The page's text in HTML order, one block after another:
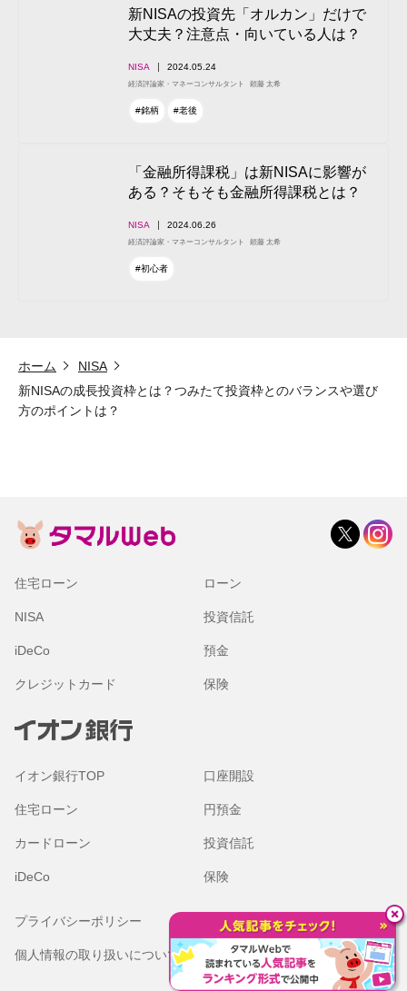
新NISAの投資先「オルカン」だけで
大丈夫？注意点・向いている人は？
NISA 2024.05.24
経済評論家・マネーコンサルタント 頼藤 太希
#銘柄 #老後
「金融所得課税」は新NISAに影響が
ある？そもそも金融所得課税とは？
NISA 2024.06.26
経済評論家・マネーコンサルタント 頼藤 太希
#初心者
ホーム
NISA
新NISAの成長投資枠とは？つみたて投資枠とのバランスや選び
方のポイントは？
住宅ローン ローン
NISA 投資信託
iDeCo 預金
クレジットカード 保険
イオン銀行TOP 口座開設
住宅ローン 円預金
カードローン 投資信託
iDeCo 保険
プライバシーポリシー 金融商品勧誘方針
個人情報の取り扱いについて
本サイトのご利用にあたって
（Cookieの取り扱いについて）